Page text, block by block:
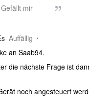
Gefällt mir
Auffällig
an Saab94.
die nächste Frage ist
noch angesteuert